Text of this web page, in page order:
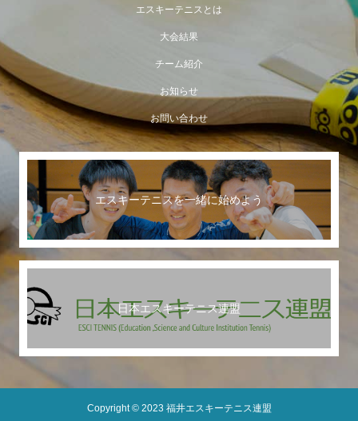
エスキーテニスとは
大会結果
チーム紹介
お知らせ
お問い合わせ
エスキーテニスを一緒に始めよう
日本エスキーテニス連盟
Copyright © 2023 福井エスキーテニス連盟